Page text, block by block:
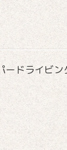
ードライビ